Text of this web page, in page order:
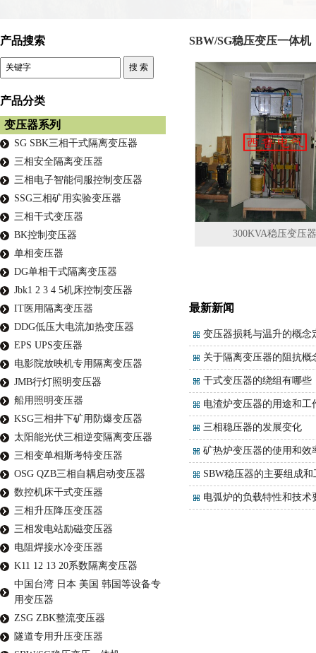
SBW/SG稳压变压一体机
300KVA稳压变压
最新新闻
变压器损耗与温升的概念
关于隔离变压器的阻抗概
干式变压器的绕组有哪些
电渣炉变压器的用途和工
三相稳压器的发展变化
矿热炉变压器的使用和效
SBW稳压器的主要组成
电弧炉的负载特性和技术
产品搜索
产品分类
变压器系列
SG SBK三相干式隔离变压器
三相安全隔离变压器
三相电子智能伺服控制变压器
SSG三相矿用实验变压器
三相干式变压器
BK控制变压器
单相变压器
DG单相干式隔离变压器
Jbk1 2 3 4 5机床控制变压器
IT医用隔离变压器
DDG低压大电流加热变压器
EPS UPS变压器
电影院放映机专用隔离变压器
JMB行灯照明变压器
船用照明变压器
KSG三相井下矿用防爆变压器
太阳能光伏三相逆变隔离变压器
三相变单相斯考特变压器
OSG QZB三相自耦启动变压器
数控机床干式变压器
三相升压降压变压器
三相发电站励磁变压器
电阻焊接水冷变压器
K11 12 13 20系数隔离变压器
中国台湾 日本 美国 韩国等设备专
用变压器
ZSG ZBK整流变压器
隧道专用升压变压器